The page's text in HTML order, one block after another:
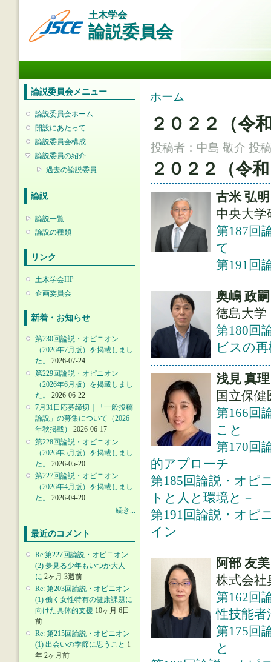
動
土木学会
論説委員会
論説委員会メニュー
論説委員会ホーム
開設にあたって
論説委員会構成
論説委員の紹介
過去の論説委員
論説
論説一覧
論説の種類
リンク
土木学会HP
企画委員会
新着・お知らせ
第230回論説・オピニオン
（2026年7月版）を掲載しまし
た。
2026-07-24
第229回論説・オピニオン
（2026年6月版）を掲載しまし
た。
2026-06-22
7月31日応募締切｜「一般投稿
論説」の募集について（2026
年秋掲載）
2026-06-17
第228回論説・オピニオン
（2026年5月版）を掲載しまし
た。
2026-05-20
第227回論説・オピニオン
（2026年4月版）を掲載しまし
た。
2026-04-20
続き...
最近のコメント
Re:第227回論説・オピニオン
(2) 夢見る少年もいつか大人
に 2ヶ月 3週前
Re: 第203回論説・オピニオン
(1) 働く女性特有の健康課題に
向けた具体的支援 10ヶ月 6日
前
Re: 第215回論説・オピニオン
(1) 出会いの季節に思うこと 1
年 2ヶ月前
現在地
ホーム
２０２２（令
投稿者： 中島 敬介 投
２０２２（令
古米 弘明
中央大学
第187回
て
第191回
奥嶋 政嗣
徳島大学
第180回
ビスの
浅見 真理
国立保
第166回
こと
第170回
的アプローチ
第185回論説・オピ
トと人と環境と－
第191回論説・オピ
イン
阿部 友美
株式会社
第162回
性技能者
第175回
と